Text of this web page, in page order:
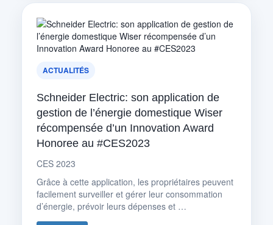
ACTUALITÉS
Schneider Electric: son application de
gestion de l’énergie domestique Wiser
récompensée d’un Innovation Award
Honoree au #CES2023
CES 2023
Grâce à cette application, les propriétaires peuvent
facilement surveiller et gérer leur consommation
d’énergie, prévoir leurs dépenses et …